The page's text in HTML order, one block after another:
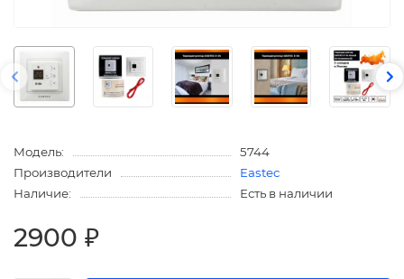
Модель:
5744
Производители
Eastec
Наличие:
Есть в наличии
2900 ₽